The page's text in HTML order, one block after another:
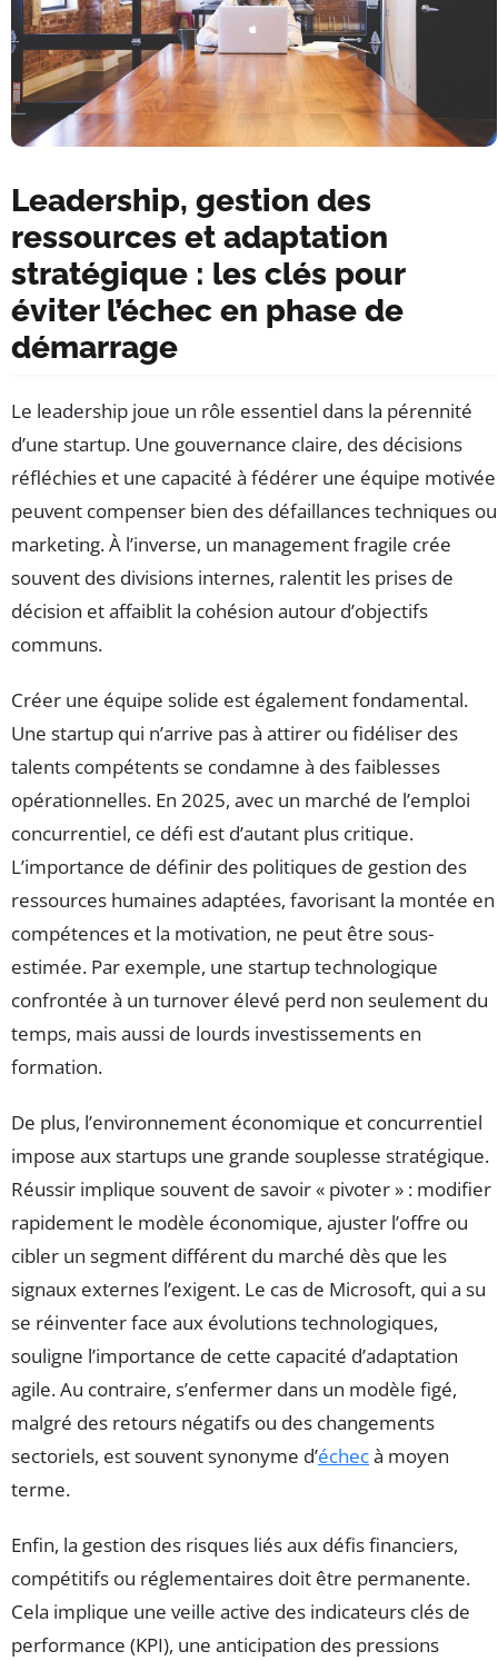
Leadership, gestion des
ressources et adaptation
stratégique : les clés pour
éviter l’échec en phase de
démarrage
Le leadership joue un rôle essentiel dans la pérennité
d’une startup. Une gouvernance claire, des décisions
réfléchies et une capacité à fédérer une équipe motivée
peuvent compenser bien des défaillances techniques ou
marketing. À l’inverse, un management fragile crée
souvent des divisions internes, ralentit les prises de
décision et affaiblit la cohésion autour d’objectifs
communs.
Créer une équipe solide est également fondamental.
Une startup qui n’arrive pas à attirer ou fidéliser des
talents compétents se condamne à des faiblesses
opérationnelles. En 2025, avec un marché de l’emploi
concurrentiel, ce défi est d’autant plus critique.
L’importance de définir des politiques de gestion des
ressources humaines adaptées, favorisant la montée en
compétences et la motivation, ne peut être sous-
estimée. Par exemple, une startup technologique
confrontée à un turnover élevé perd non seulement du
temps, mais aussi de lourds investissements en
formation.
De plus, l’environnement économique et concurrentiel
impose aux startups une grande souplesse stratégique.
Réussir implique souvent de savoir « pivoter » : modifier
rapidement le modèle économique, ajuster l’offre ou
cibler un segment différent du marché dès que les
signaux externes l’exigent. Le cas de Microsoft, qui a su
se réinventer face aux évolutions technologiques,
souligne l’importance de cette capacité d’adaptation
agile. Au contraire, s’enfermer dans un modèle figé,
malgré des retours négatifs ou des changements
sectoriels, est souvent synonyme d’échecà moyen
terme.
Enfin, la gestion des risques liés aux défis financiers,
compétitifs ou réglementaires doit être permanente.
Cela implique une veille active des indicateurs clés de
performance (KPI), une anticipation des pressions